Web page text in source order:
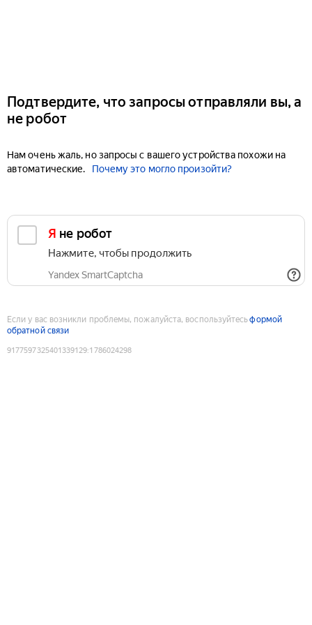
Подтвердите, что запросы отправляли вы, а
не робот
Нам очень жаль, но запросы с вашего устройства похожи на
автоматические.
Почему это могло произойти?
Я не робот
Нажмите, чтобы продолжить
Yandex SmartCaptcha
Если у вас возникли проблемы, пожалуйста, воспользуйтесьформой
обратной связи
9177597325401339129:1786024298